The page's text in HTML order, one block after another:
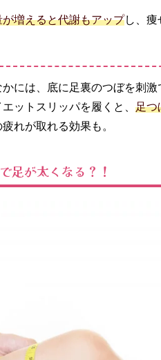
増えると代謝もアップし、痩
には、底に足裏のつぼを刺激
ットスリッパを履くと、 足つ
れが取れる効果も。
足が太くなる？！